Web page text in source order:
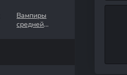
Вампиры
средней